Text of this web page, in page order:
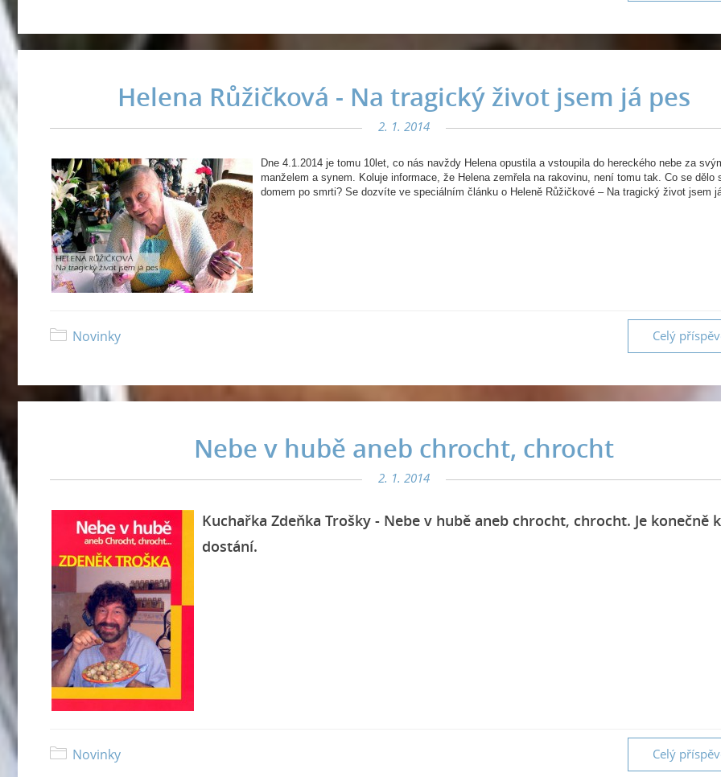
Helena Růžičková - Na tragický život jsem já pes
2. 1. 2014
Dne 4.1.2014 je tomu 10let, co nás navždy Helena opustila a vstoupila do hereckého nebe za
manželem a synem. Koluje informace, že Helena zemřela na rakovinu, není tomu tak. Co se dělo
domem po smrti? Se dozvíte ve speciálním článku o Heleně Růžičkové – Na tragický život jsem
Celý
Novinky
Nebe v hubě aneb chrocht, chrocht
2. 1. 2014
Kuchařka Zdeňka Trošky - Nebe v hubě aneb chrocht, chrocht. Je konečně k
dostání.
Celý
Novinky